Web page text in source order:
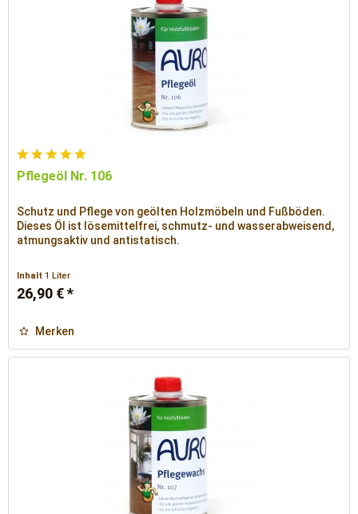
Pflegeöl Nr. 106
Schutz und Pflege von geölten Holzmöbeln und Fußböden.
Dieses Öl ist lösemittelfrei, schmutz- und wasserabweisend,
atmungsaktiv und antistatisch.
Inhalt1 Liter
26,90 € *
Merken